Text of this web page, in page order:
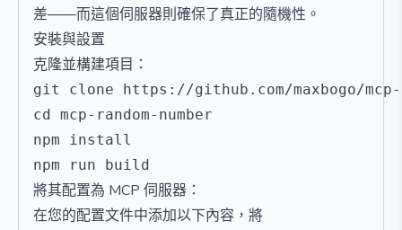
差——而這個伺服器則確保了真正的隨機性。
安裝與設置
克隆並構建項目：
git clone https://github.com/maxbogo/mcp-
cd mcp-random-number
npm install
將其配置為 MCP 伺服器：
在您的配置文件中添加以下內容，將